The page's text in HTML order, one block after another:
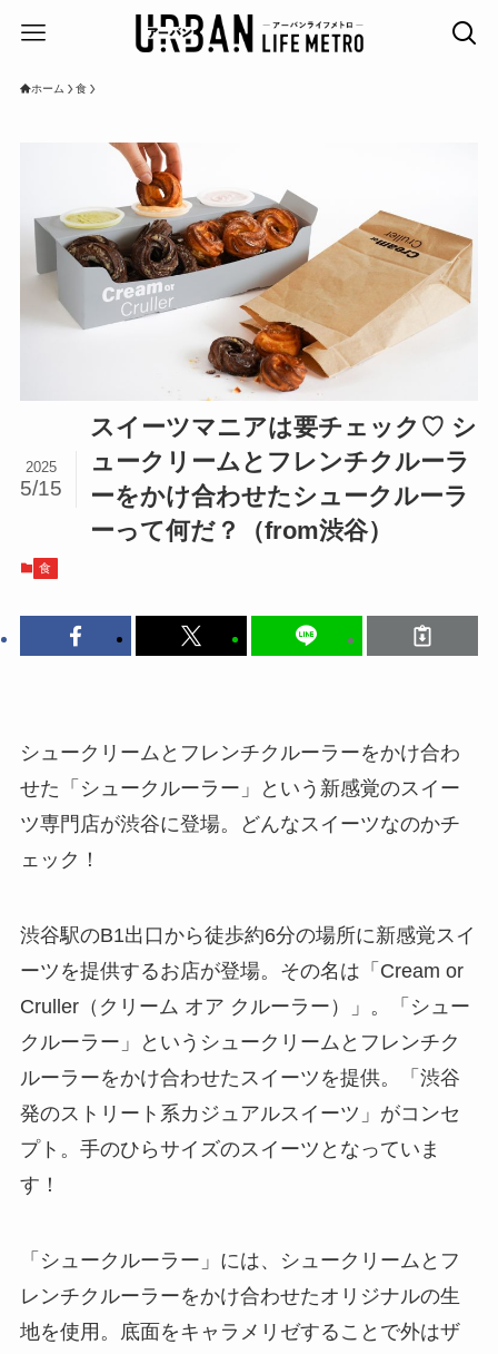
ホーム 食
スイーツマニアは要チェック♡ シ
ュークリームとフレンチクルーラ
ーをかけ合わせたシュークルーラ
ーって何だ？（from渋谷）
2025
5/15
食
シュークリームとフレンチクルーラーをかけ合わ
せた「シュークルーラー」という新感覚のスイー
ツ専門店が渋谷に登場。どんなスイーツなのかチ
ェック！
渋谷駅のB1出口から徒歩約6分の場所に新感覚スイ
ーツを提供するお店が登場。その名は「Cream or
Cruller（クリーム オア クルーラー）」。「シュー
クルーラー」というシュークリームとフレンチク
ルーラーをかけ合わせたスイーツを提供。「渋谷
発のストリート系カジュアルスイーツ」がコンセ
プト。手のひらサイズのスイーツとなっていま
す！
「シュークルーラー」には、シュークリームとフ
レンチクルーラーをかけ合わせたオリジナルの生
地を使用。底面をキャラメリゼすることで外はザ